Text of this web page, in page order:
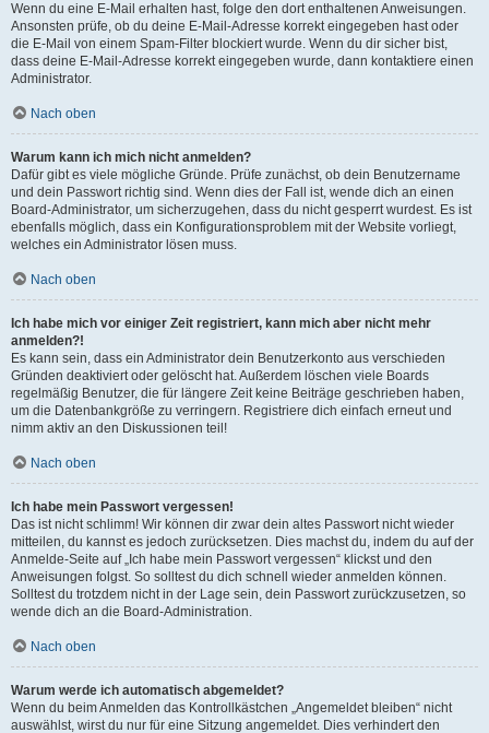
Wenn du eine E-Mail erhalten hast, folge den dort enthaltenen Anweisungen.
Ansonsten prüfe, ob du deine E-Mail-Adresse korrekt eingegeben hast oder
die E-Mail von einem Spam-Filter blockiert wurde. Wenn du dir sicher bist,
dass deine E-Mail-Adresse korrekt eingegeben wurde, dann kontaktiere einen
Administrator.
Nach oben
Warum kann ich mich nicht anmelden?
Dafür gibt es viele mögliche Gründe. Prüfe zunächst, ob dein Benutzername
und dein Passwort richtig sind. Wenn dies der Fall ist, wende dich an einen
Board-Administrator, um sicherzugehen, dass du nicht gesperrt wurdest. Es ist
ebenfalls möglich, dass ein Konfigurationsproblem mit der Website vorliegt,
welches ein Administrator lösen muss.
Nach oben
Ich habe mich vor einiger Zeit registriert, kann mich aber nicht mehr
anmelden?!
Es kann sein, dass ein Administrator dein Benutzerkonto aus verschieden
Gründen deaktiviert oder gelöscht hat. Außerdem löschen viele Boards
regelmäßig Benutzer, die für längere Zeit keine Beiträge geschrieben haben,
um die Datenbankgröße zu verringern. Registriere dich einfach erneut und
nimm aktiv an den Diskussionen teil!
Nach oben
Ich habe mein Passwort vergessen!
Das ist nicht schlimm! Wir können dir zwar dein altes Passwort nicht wieder
mitteilen, du kannst es jedoch zurücksetzen. Dies machst du, indem du auf der
Anmelde-Seite auf „Ich habe mein Passwort vergessen“ klickst und den
Anweisungen folgst. So solltest du dich schnell wieder anmelden können.
Solltest du trotzdem nicht in der Lage sein, dein Passwort zurückzusetzen, so
wende dich an die Board-Administration.
Nach oben
Warum werde ich automatisch abgemeldet?
Wenn du beim Anmelden das Kontrollkästchen „Angemeldet bleiben“ nicht
auswählst, wirst du nur für eine Sitzung angemeldet. Dies verhindert den